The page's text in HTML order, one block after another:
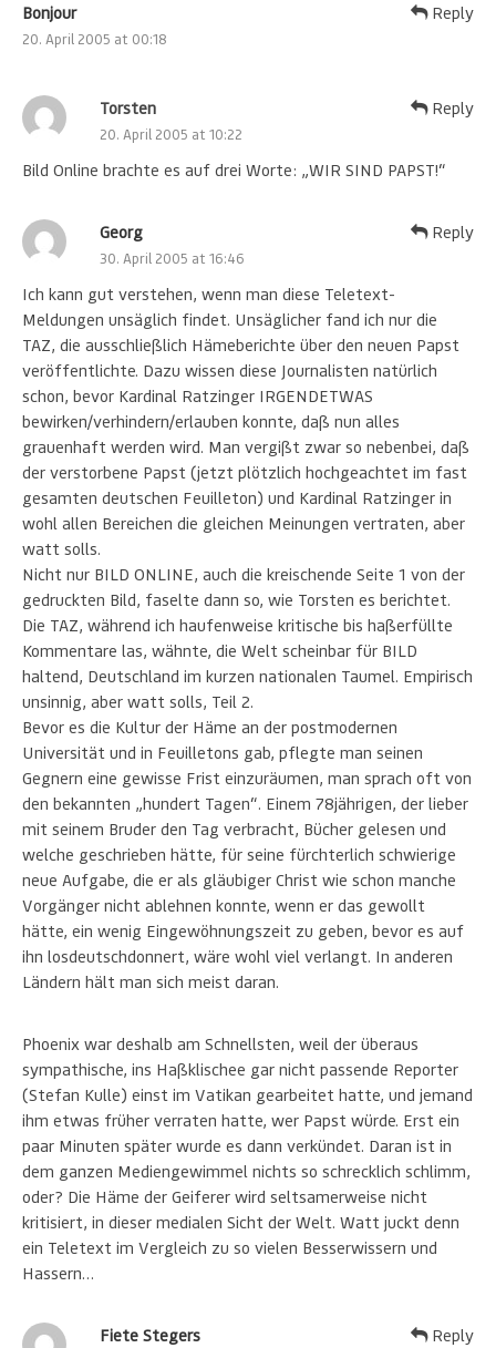
Bonjour
20. April 2005 at 00:18
Reply
Torsten
20. April 2005 at 10:22
Bild Online brachte es auf drei Worte: „WIR SIND PAPST!“
Reply
Georg
30. April 2005 at 16:46
Ich kann gut verstehen, wenn man diese Teletext-
Meldungen unsäglich findet. Unsäglicher fand ich nur die
TAZ, die ausschließlich Hämeberichte über den neuen Papst
veröffentlichte. Dazu wissen diese Journalisten natürlich
schon, bevor Kardinal Ratzinger IRGENDETWAS
bewirken/verhindern/erlauben konnte, daß nun alles
grauenhaft werden wird. Man vergißt zwar so nebenbei, daß
der verstorbene Papst (jetzt plötzlich hochgeachtet im fast
gesamten deutschen Feuilleton) und Kardinal Ratzinger in
wohl allen Bereichen die gleichen Meinungen vertraten, aber
watt solls.
Nicht nur BILD ONLINE, auch die kreischende Seite 1 von der
gedruckten Bild, faselte dann so, wie Torsten es berichtet.
Die TAZ, während ich haufenweise kritische bis haßerfüllte
Kommentare las, wähnte, die Welt scheinbar für BILD
haltend, Deutschland im kurzen nationalen Taumel. Empirisch
unsinnig, aber watt solls, Teil 2.
Bevor es die Kultur der Häme an der postmodernen
Universität und in Feuilletons gab, pflegte man seinen
Gegnern eine gewisse Frist einzuräumen, man sprach oft von
den bekannten „hundert Tagen“. Einem 78jährigen, der lieber
mit seinem Bruder den Tag verbracht, Bücher gelesen und
welche geschrieben hätte, für seine fürchterlich schwierige
neue Aufgabe, die er als gläubiger Christ wie schon manche
Vorgänger nicht ablehnen konnte, wenn er das gewollt
hätte, ein wenig Eingewöhnungszeit zu geben, bevor es auf
ihn losdeutschdonnert, wäre wohl viel verlangt. In anderen
Ländern hält man sich meist daran.
Phoenix war deshalb am Schnellsten, weil der überaus
sympathische, ins Haßklischee gar nicht passende Reporter
(Stefan Kulle) einst im Vatikan gearbeitet hatte, und jemand
ihm etwas früher verraten hatte, wer Papst würde. Erst ein
paar Minuten später wurde es dann verkündet. Daran ist in
dem ganzen Mediengewimmel nichts so schrecklich schlimm,
oder? Die Häme der Geiferer wird seltsamerweise nicht
kritisiert, in dieser medialen Sicht der Welt. Watt juckt denn
ein Teletext im Vergleich zu so vielen Besserwissern und
Hassern…
Reply
Fiete Stegers Reply